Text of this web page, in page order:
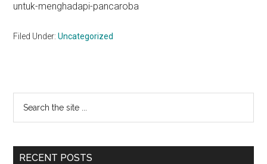
untuk-menghadapi-pancaroba
Filed Under:Uncategorized
Primary
Sidebar
...
RECENT POSTS